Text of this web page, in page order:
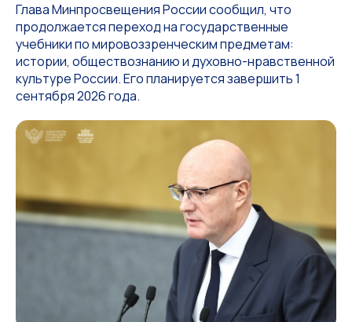
Глава Минпросвещения России сообщил, что
продолжается переход на государственные
учебники по мировоззренческим предметам:
истории, обществознанию и духовно-нравственной
культуре России. Его планируется завершить 1
сентября 2026 года.